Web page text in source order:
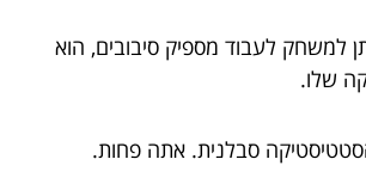
למשחק לעבוד מספיק סיבובים, הוא
שלו.
סבלנית. אתה פחות.